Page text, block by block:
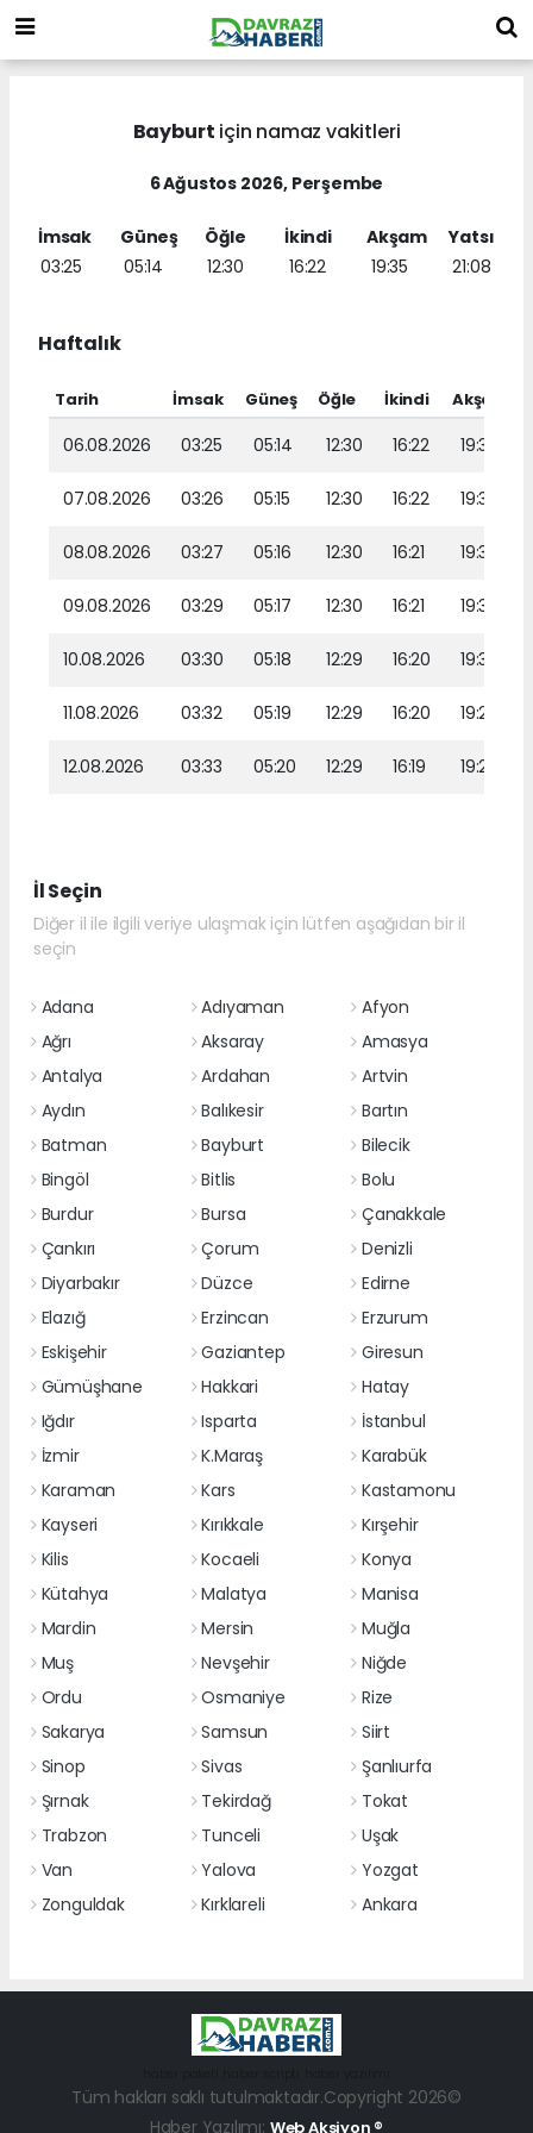
Bayburt için namaz vakitleri
6 Ağustos 2026, Perşembe
İmsak
03:25
Güneş
05:14
Öğle
12:30
İkindi
16:22
Akşam
19:35
Yatsı
21:08
Haftalık
Tarih İmsak Güneş Öğle İkindi Akşam
06.08.2026 03:25 05:14 12:30 16:22 19:35
07.08.2026 03:26 05:15 12:30 16:22 19:34
08.08.2026 03:27 05:16 12:30 16:21 19:33
09.08.2026 03:29 05:17 12:30 16:21 19:31
10.08.2026 03:30 05:18 12:29 16:20 19:30
11.08.2026 03:32 05:19 12:29 16:20 19:29
12.08.2026 03:33 05:20 12:29 16:19 19:28
İl Seçin
Diğer il ile ilgili veriye ulaşmak için lütfen aşağıdan bir il
seçin
Adana Adıyaman
Afyon
Ağrı
Aksaray
Amasya
Antalya
Ardahan
Artvin
Aydın
Balıkesir
Bartın
Batman
Bayburt
Bilecik
Bingöl
Bitlis
Bolu
Burdur
Bursa
Çanakkale
Çankırı
Çorum
Denizli
Diyarbakır
Düzce
Edirne
Elazığ
Erzincan
Erzurum
Eskişehir
Gaziantep
Giresun
Gümüşhane
Hakkari
Hatay
Iğdır
Isparta
İstanbul
İzmir
K.Maraş
Karabük
Karaman
Kars
Kastamonu
Kayseri
Kırıkkale
Kırşehir
Kilis
Kocaeli
Konya
Kütahya
Malatya
Manisa
Mardin
Mersin
Muğla
Muş
Nevşehir
Niğde
Ordu
Osmaniye
Rize
Sakarya
Samsun
Siirt
Sinop
Sivas
Şanlıurfa
Şırnak
Tekirdağ
Tokat
Trabzon
Tunceli
Uşak
Van
Yalova
Yozgat
Zonguldak
Kırklareli Ankara
Tüm hakları saklı tutulmaktadır.Copyright 2026©
Haber Yazılımı: Web Aksiyon ®